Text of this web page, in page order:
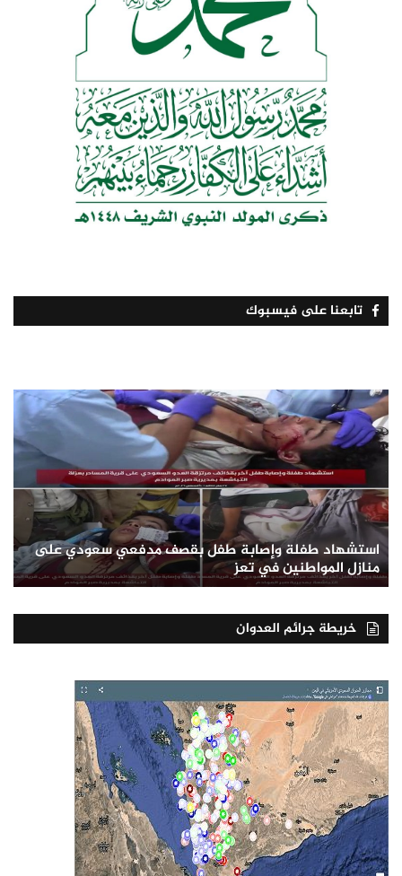
تابعنا على فيسبوك
استشهاد طفلة وإصابة طفل بقصف مدفعي سعودي على
منازل المواطنين في تعز
خريطة جرائم العدوان